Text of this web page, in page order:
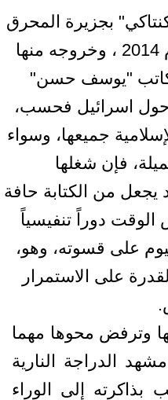
بجزيرة المحرق
- حيث يعيش - في أحد أيام 2014 ، وخروجه منها
"يوسف حسن"
حول اسرائيل فحسب،
جميعها، وسواء
فإن شغلها
من الكتابة حافة
الوقت دوراً تنفيسياً
على قسوته، وهو،
على الاستمرار
وترفض محوها مهما
الدراجة النارية
بذاكرته إلى الوراء